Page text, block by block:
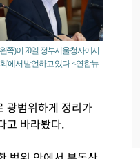
쪽)이 20일 정부서울청사에서
'에서 발언하고 있다. <연합뉴
광범위하게 정리가
고 바라봤다.